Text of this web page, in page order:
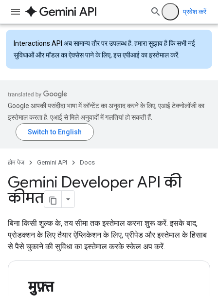
प्रवेश करें
Interactions API अब सामान्य तौर पर उपलब्ध है. हमारा सुझाव है कि सभी नई
सुविधाओं और मॉडल का ऐक्सेस पाने के लिए, इस एपीआई का इस्तेमाल करें.
Google आपकी पसंदीदा भाषा में कॉन्टेंट का अनुवाद करने के लिए, एआई टेक्नोलॉजी का
इस्तेमाल करता है. एआई से मिले अनुवादों में गलतियां हो सकती हैं.
होम पेज Gemini API Docs
Gemini Developer API की
कीमत
बिना किसी शुल्क के, तय सीमा तक इस्तेमाल करना शुरू करें. इसके बाद,
प्रोडक्शन के लिए तैयार ऐप्लिकेशन के लिए, प्रीपेड और इस्तेमाल के हिसाब
से पैसे चुकाने की सुविधा का इस्तेमाल करके स्केल अप करें.
मुफ़्त